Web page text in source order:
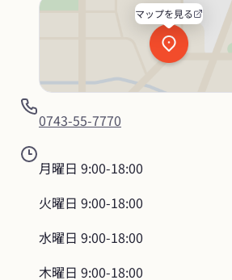
マップを見る
0743-55-7770
月曜日 9:00-18:00
火曜日 9:00-18:00
水曜日 9:00-18:00
木曜日 9:00-18:00